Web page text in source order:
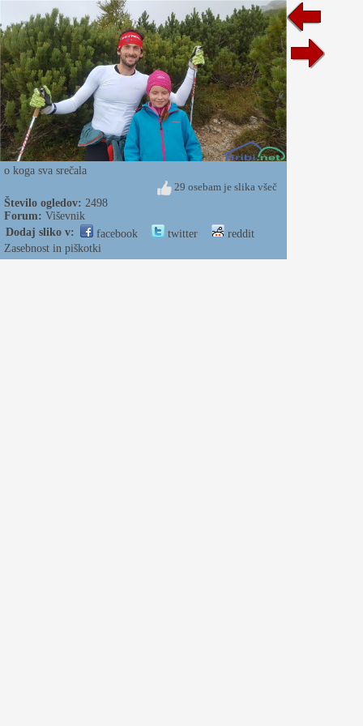
o koga sva srečala
29 osebam je slika všeč
Število ogledov: 2498
Forum: Viševnik
Dodaj sliko v:
facebook twitter
reddit
Zasebnost in piškotki